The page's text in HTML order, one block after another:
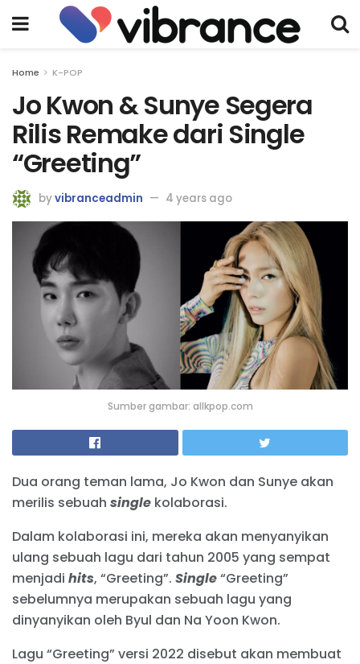
Home K-POP
Jo Kwon & Sunye Segera
Rilis Remake dari Single
“Greeting”
byvibranceadmin 4 years ago
Sumber gambar: allkpop.com
Dua orang teman lama, Jo Kwon dan Sunye akan
merilis sebuah single kolaborasi.
Dalam kolaborasi ini, mereka akan menyanyikan
ulang sebuah lagu dari tahun 2005 yang sempat
menjadi hits, “Greeting”. Single“Greeting”
sebelumnya merupakan sebuah lagu yang
dinyanyikan oleh Byul dan Na Yoon Kwon.
Lagu “Greeting” versi 2022 disebut akan membuat